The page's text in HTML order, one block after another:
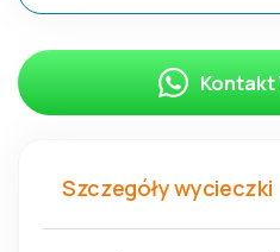
Szczegóły wycieczki
Kontakt